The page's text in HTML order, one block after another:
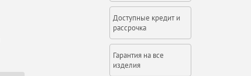
Доступные кредит и
рассрочка
Гарантия на все
изделия